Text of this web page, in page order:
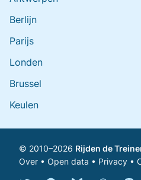
Berlijn
Parijs
Londen
Brussel
Keulen
© 2010–2026 Rijden de
Over • Open data • Privacy •